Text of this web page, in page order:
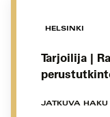
HELSINKI
Tarjoilija |
JATKUVA HAKU